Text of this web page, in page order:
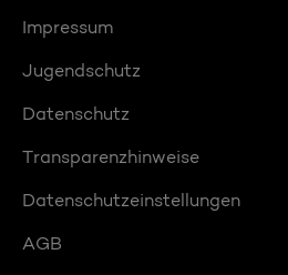
Impressum
Jugendschutz
Datenschutz
Transparenzhinweise
Datenschutzeinstellungen
AGB